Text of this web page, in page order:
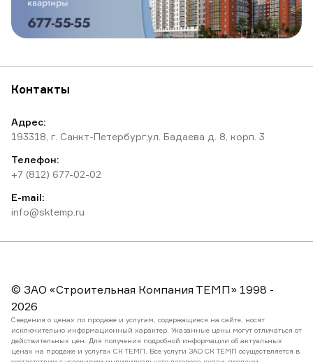
Контакты
Адрес:
193318, г. Санкт-Петербург,ул. Бадаева д. 8, корп. 3
Телефон:
+7 (812) 677-02-02
E-mail:
info@sktemp.ru
© ЗАО «Строительная Компания ТЕМП» 1998 -
2026
Сведения о ценах по продаже и услугам, содержащиеся на сайте, носят
исключительно информационный характер. Указанные цены могут отличаться от
действительных цен. Для получения подробной информации об актуальных
ценах на продаже и услугах СК ТЕМП. Все услуги ЗАО СК ТЕМП осуществляется в